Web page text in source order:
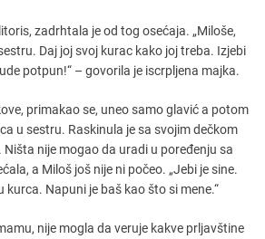
zadrhtala je od tog osećaja. „Miloše,
Daj joj svoj kurac kako joj treba. Izjebi
potpun!“ – govorila je iscrpljena majka.
primakao se, uneo samo glavić a potom
u sestru. Raskinula je sa svojim dečkom
nije mogao da uradi u poređenju sa
a Miloš još nije ni počeo. „Jebi je sine.
kurca. Napuni je baš kao što si mene.“
nije mogla da veruje kakve prljavštine